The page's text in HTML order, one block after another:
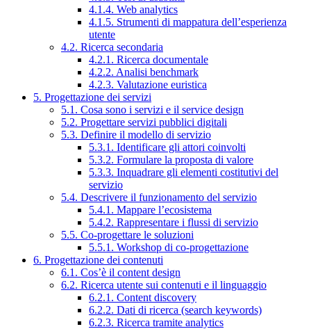
4.1.4. Web analytics
4.1.5. Strumenti di mappatura dell’esperienza
utente
4.2. Ricerca secondaria
4.2.1. Ricerca documentale
4.2.2. Analisi benchmark
4.2.3. Valutazione euristica
5. Progettazione dei servizi
5.1. Cosa sono i servizi e il service design
5.2. Progettare servizi pubblici digitali
5.3. Definire il modello di servizio
5.3.1. Identificare gli attori coinvolti
5.3.2. Formulare la proposta di valore
5.3.3. Inquadrare gli elementi costitutivi del
servizio
5.4. Descrivere il funzionamento del servizio
5.4.1. Mappare l’ecosistema
5.4.2. Rappresentare i flussi di servizio
5.5. Co-progettare le soluzioni
5.5.1. Workshop di co-progettazione
6. Progettazione dei contenuti
6.1. Cos’è il content design
6.2. Ricerca utente sui contenuti e il linguaggio
6.2.1. Content discovery
6.2.2. Dati di ricerca (search keywords)
6.2.3. Ricerca tramite analytics